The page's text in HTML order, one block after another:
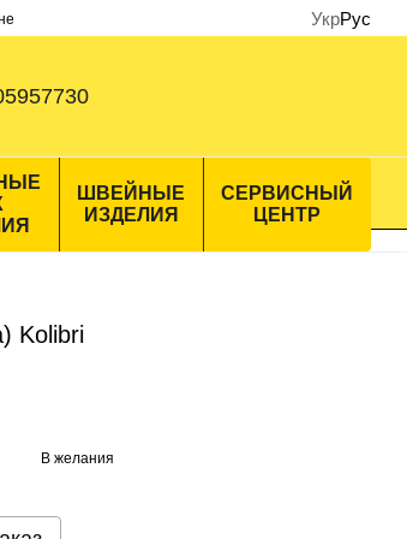
УкрРус
ШВЕЙНЫЕ
ИЗДЕЛИЯ
СЕРВИСНЫЙ
ЦЕНТР
Kolibri
В желания